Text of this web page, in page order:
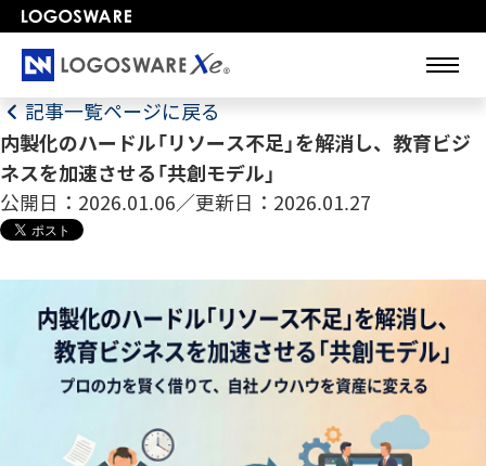
記事一覧ページに戻る
内製化のハードル「リソース不足」を解消し、教育ビジ
ネスを加速させる「共創モデル」
公開日：2026.01.06／更新日：2026.01.27